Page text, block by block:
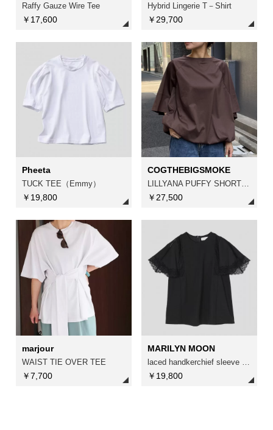
Raffy Gauze Wire Tee
￥17,600
Hybrid Lingerie T－Shirt
￥29,700
Pheeta
TUCK TEE（Emmy）
￥19,800
COGTHEBIGSMOKE
LILLYANA PUFFY SHORT SLEEVE TOP
￥27,500
marjour
WAIST TIE OVER TEE
￥7,700
MARILYN MOON
￥19,800